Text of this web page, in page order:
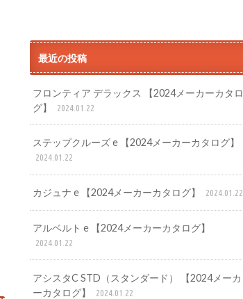
最近の投稿
フロンティア デラックス 【2024メーカーカタロ
グ】
2024.01.22
ステップクルーズ e 【2024メーカーカタログ】
2024.01.22
カジュナ e 【2024メーカーカタログ】 2024.01.22
アルベルト e 【2024メーカーカタログ】
2024.01.22
アシスタC STD（スタンダード） 【2024メーカ
ーカタログ】
2024.01.22